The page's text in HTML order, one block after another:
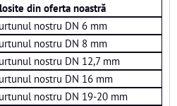
din oferta noastră
nostru DN 6 mm
nostru DN 8 mm
nostru DN 12,7 mm
nostru DN 16 mm
nostru DN 19-20 mm